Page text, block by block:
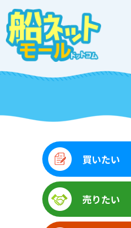
買いたい
売りたい